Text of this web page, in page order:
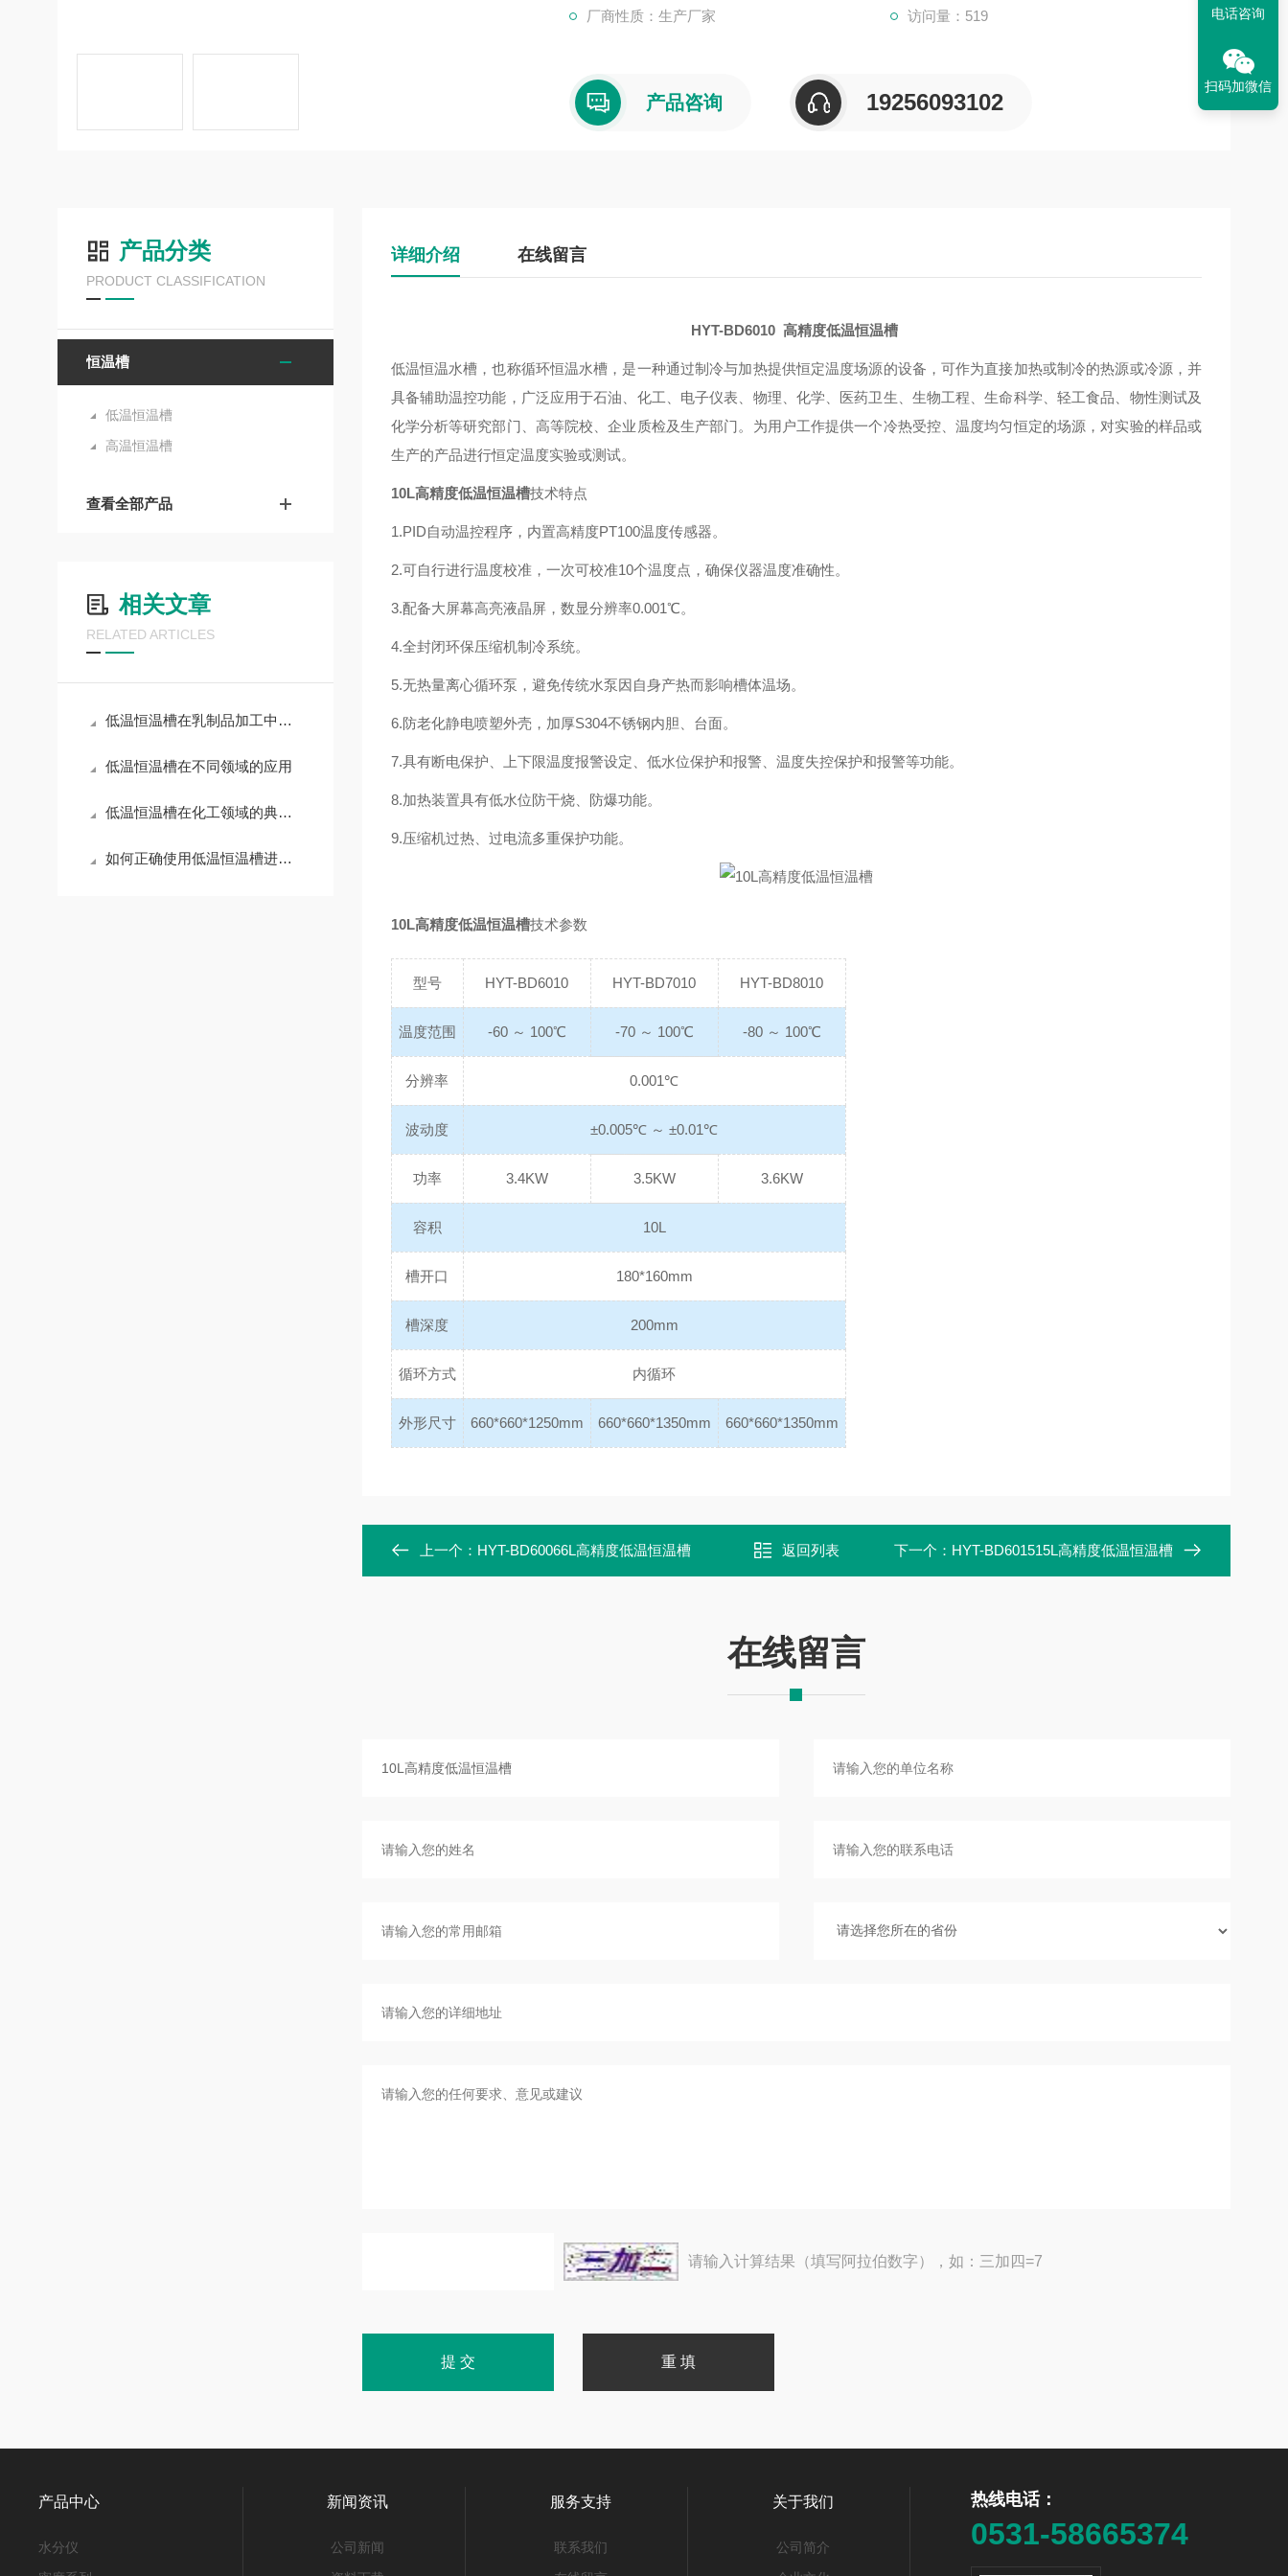
厂商性质：生产厂家 访问量：519
产品咨询 19256093102
产品分类
PRODUCT CLASSIFICATION
恒温槽
低温恒温槽
高温恒温槽
查看全部产品
相关文章
RELATED ARTICLES
低温恒温槽在乳制品加工中的应用
低温恒温槽在不同领域的应用
低温恒温槽在化工领域的典型应用场景
如何正确使用低温恒温槽进行实验
详细介绍 在线留言
HYT-BD6010 高精度低温恒温槽
低温恒温水槽，也称循环恒温水槽，是一种通过制冷与加热提供恒定温度场源的设备，可作为直接加热或制冷的热源或冷源，并
具备辅助温控功能，广泛应用于石油、化工、电子仪表、物理、化学、医药卫生、生物工程、生命科学、轻工食品、物性测试及
化学分析等研究部门、高等院校、企业质检及生产部门。为用户工作提供一个冷热受控、温度均匀恒定的场源，对实验的样品或
生产的产品进行恒定温度实验或测试。
10L高精度低温恒温槽技术特点
1.PID自动温控程序，内置高精度PT100温度传感器。
2.可自行进行温度校准，一次可校准10个温度点，确保仪器温度准确性。
3.配备大屏幕高亮液晶屏，数显分辨率0.001℃。
4.全封闭环保压缩机制冷系统。
5.无热量离心循环泵，避免传统水泵因自身产热而影响槽体温场。
6.防老化静电喷塑外壳，加厚S304不锈钢内胆、台面。
7.具有断电保护、上下限温度报警设定、低水位保护和报警、温度失控保护和报警等功能。
8.加热装置具有低水位防干烧、防爆功能。
9.压缩机过热、过电流多重保护功能。
10L高精度低温恒温槽技术参数
型号 HYT-BD6010 HYT-BD7010 HYT-BD8010
温度范围 -60 ～ 100℃ -70 ～ 100℃ -80 ～ 100℃
分辨率 0.001℃
波动度 ±0.005℃ ～ ±0.01℃
功率 3.4KW 3.5KW 3.6KW
容积 10L
槽开口 180*160mm
槽深度 200mm
循环方式 内循环
外形尺寸 660*660*1250mm 660*660*1350mm 660*660*1350mm
上一个： HYT-BD60066L高精度低温恒温槽 返回列表 下一个： HYT-BD601515L高精度低温恒温槽
在线留言
请输入计算结果（填写阿拉伯数字），如：三加四=7
热线电话：
0531-58665374
产品中心
水分仪
新闻资讯
公司新闻
服务支持
联系我们
关于我们
公司简介
电话咨询
扫码加微信